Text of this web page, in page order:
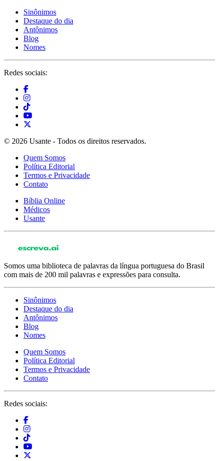
Sinônimos
Destaque do dia
Antônimos
Blog
Nomes
Redes sociais:
© 2026 Usante - Todos os direitos reservados.
Quem Somos
Política Editorial
Termos e Privacidade
Contato
Bíblia Online
Médicos
Usante
Somos uma biblioteca de palavras da língua portuguesa do Brasil
com mais de 200 mil palavras e expressões para consulta.
Sinônimos
Destaque do dia
Antônimos
Blog
Nomes
Quem Somos
Política Editorial
Termos e Privacidade
Contato
Redes sociais: